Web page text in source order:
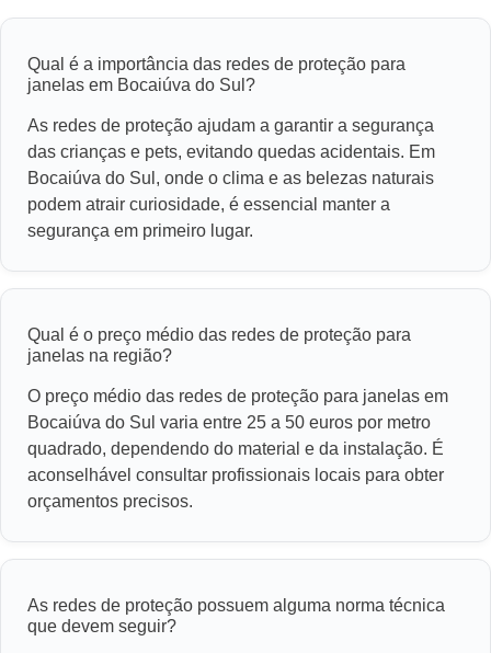
Qual é a importância das redes de proteção para
janelas em Bocaiúva do Sul?
As redes de proteção ajudam a garantir a segurança
das crianças e pets, evitando quedas acidentais. Em
Bocaiúva do Sul, onde o clima e as belezas naturais
podem atrair curiosidade, é essencial manter a
segurança em primeiro lugar.
Qual é o preço médio das redes de proteção para
janelas na região?
O preço médio das redes de proteção para janelas em
Bocaiúva do Sul varia entre 25 a 50 euros por metro
quadrado, dependendo do material e da instalação. É
aconselhável consultar profissionais locais para obter
orçamentos precisos.
As redes de proteção possuem alguma norma técnica
que devem seguir?